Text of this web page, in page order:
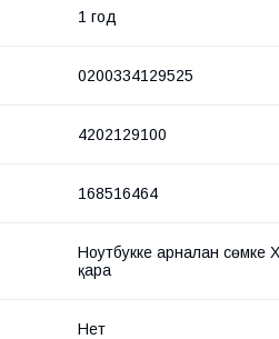
1 год
0200334129525
4202129100
168516464
Ноутбукке арналған сөмке
қара
Нет